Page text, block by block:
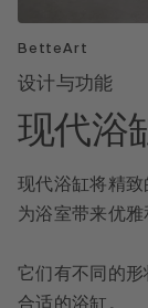
BetteArt
设计与功能
现代浴
现代浴缸将精
为浴室带来优雅
它们有不同的